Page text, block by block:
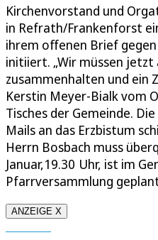
Kirchenvorstand und
in Refrath/Frankenforst
ihrem offenen Brief
initiiert. „Wir müssen jetzt
zusammenhalten und ein
Kerstin Meyer-Bialk vom
Tisches der Gemeinde.
Mails an das Erzbistum
Herrn Bosbach muss
Januar,19.30 Uhr, ist im
Pfarrversammlung
ANZEIGE X